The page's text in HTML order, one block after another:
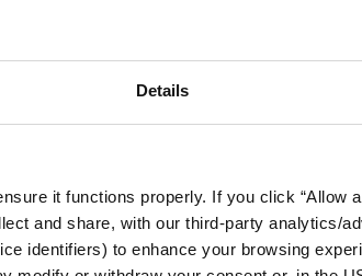
Details
it functions properly. If you click “Allow
and share, with our third-party analytics/
identifiers) to enhance your browsing